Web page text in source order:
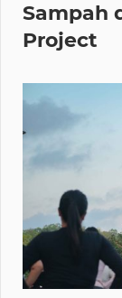
Sampah
Project